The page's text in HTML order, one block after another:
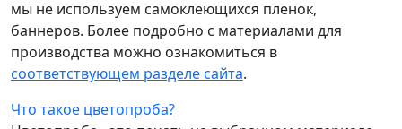
мы не используем самоклеющихся пленок,
баннеров. Более подробно с материалами для
производства можно ознакомиться в
соответствующем разделе сайта.
Что такое цветопроба?